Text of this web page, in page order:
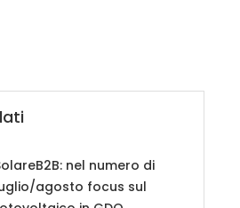
nel numero di
agosto focus sul